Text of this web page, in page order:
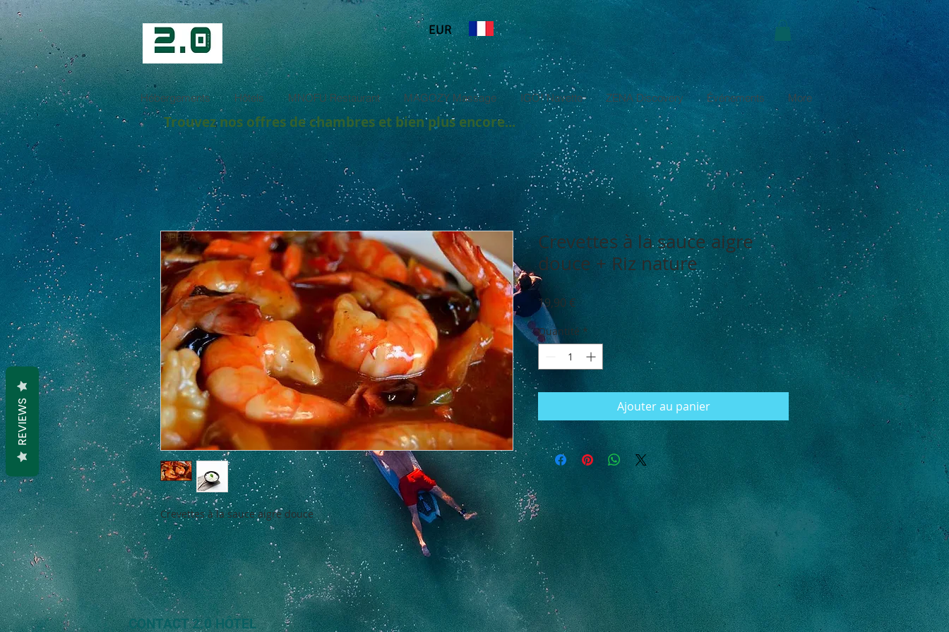
EUR
Hébergements Hôtels MNOFU Restaurant MAGOZY Massage IGO! Navette ZENA Discovery Événements More
Trouvez nos offres de chambres et bien plus encore...
Crevettes à la sauce aigre douce
Crevettes à la sauce aigre
douce + Riz nature
19,90 €
Quantité *
Ajouter au panier
CONTACT 2.0 HÔTEL
REVIEWS